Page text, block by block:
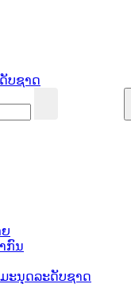
ກົນ
ະນຸດລະດັບຊາດ